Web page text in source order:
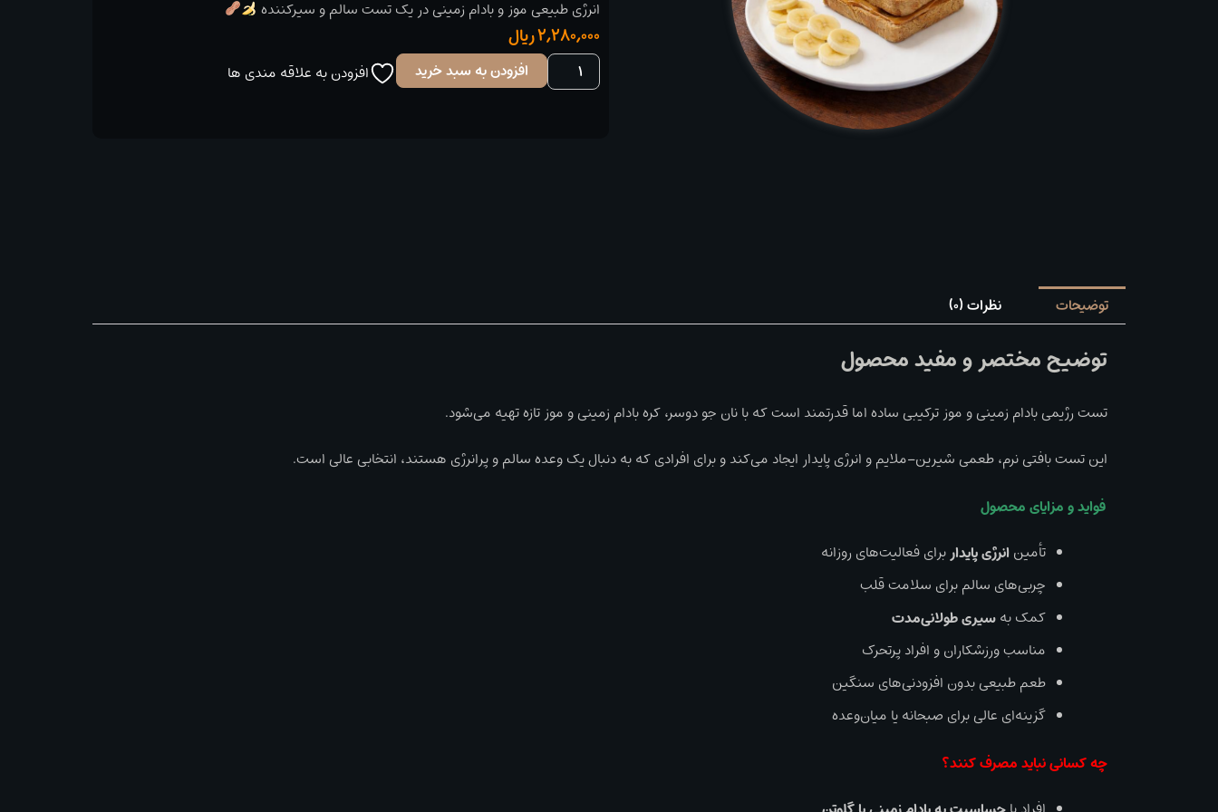
انرژی طبیعی موز و بادام زمینی در یک تست سالم و سیرکننده
2,280,000ریال
تست
افزودن به سبد خرید افزودن به علاقه مندی ها
توضیحات نظرات (0)
توضیح مختصر و مفید محصول
تست رژیمی بادام زمینی و موز ترکیبی ساده اما قدرتمند است که با نان جو دوسر، کره بادام زمینی و موز تازه تهیه می‌شود.
این تست بافتی نرم، طعمی شیرین–ملایم و انرژی پایدار ایجاد می‌کند و برای افرادی که به دنبال یک وعده سالم و پرانرژی هستند، انتخابی عالی است.
فواید و مزایای محصول
تأمینانرژی پایداربرای فعالیت‌های روزانه
چربی‌های سالم برای سلامت قلب
کمک بهسیری طولانی‌مدت
مناسب ورزشکاران و افراد پرتحرک
طعم طبیعی بدون افزودنی‌های سنگین
گزینه‌ای عالی برای صبحانه یا میان‌وعده
چه کسانی نباید مصرف کنند؟